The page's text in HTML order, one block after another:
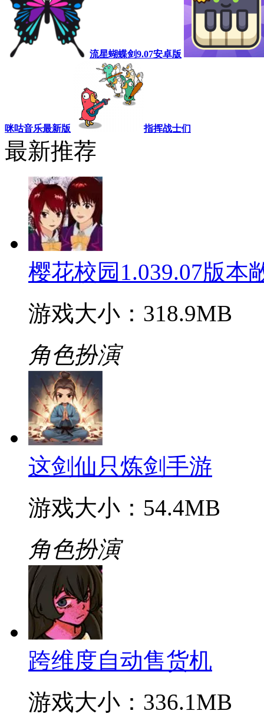
流星蝴蝶剑9.07安卓版
咪咕音乐最新版 指挥战士们
最新推荐
樱花校园1.039.07版本
游戏大小：318.9MB
角色扮演
这剑仙只炼剑手游
游戏大小：54.4MB
角色扮演
跨维度自动售货机
游戏大小：336.1MB